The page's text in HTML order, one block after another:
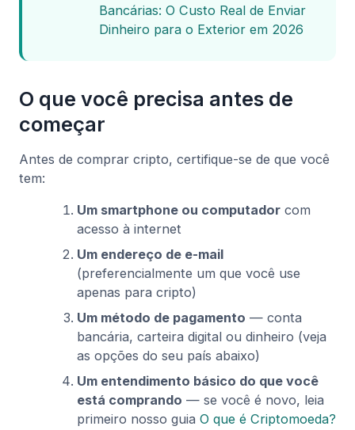
Bancárias: O Custo Real de Enviar
Dinheiro para o Exterior em 2026
O que você precisa antes de
começar
Antes de comprar cripto, certifique-se de que você
tem:
Um smartphone ou computadorcom
acesso à internet
Um endereço de e-mail
(preferencialmente um que você use
apenas para cripto)
Um método de pagamento — conta
bancária, carteira digital ou dinheiro (veja
as opções do seu país abaixo)
Um entendimento básico do que você
está comprando — se você é novo, leia
primeiro nosso guia O que é Criptomoeda?